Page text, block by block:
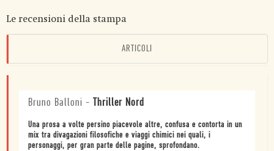
Le recensioni della stampa
ARTICOLI
Bruno Balloni - Thriller Nord
Una prosa a volte persino piacevole altre, confusa e contorta in un
mix tra divagazioni filosofiche e viaggi chimici nei quali, i
personaggi, per gran parte delle pagine, sprofondano.